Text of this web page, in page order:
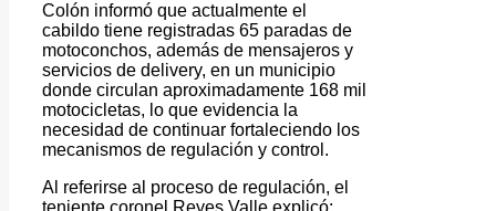
Colón informó que actualmente el
cabildo tiene registradas 65 paradas de
motoconchos, además de mensajeros y
servicios de delivery, en un municipio
donde circulan aproximadamente 168 mil
motocicletas, lo que evidencia la
necesidad de continuar fortaleciendo los
mecanismos de regulación y control.
Al referirse al proceso de regulación, el
teniente coronel Reyes Valle explicó: